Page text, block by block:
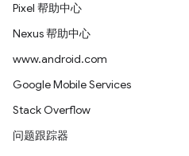
Pixel 帮助中心
Nexus 帮助中心
www.android.com
Google Mobile Services
Stack Overflow
问题跟踪器